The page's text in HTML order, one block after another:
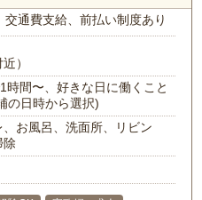
、交通費支給、前払い制度あり
）
時間〜、好きな日に働くこと
の日時から選択)
お風呂、洗面所、リビン
除